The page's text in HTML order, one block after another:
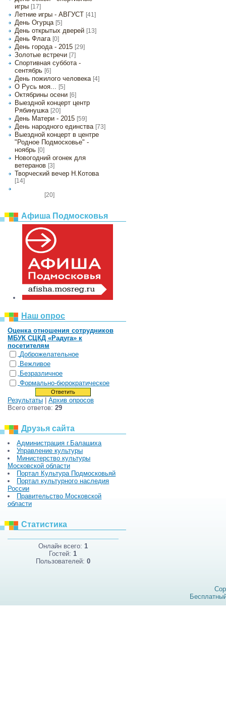
игры [17]
Летние игры - АВГУСТ [41]
День Огурца [5]
День открытых дверей [13]
День Флага [0]
День города - 2015 [29]
Золотые встречи [7]
Спортивная суббота -
сентябрь [6]
День пожилого человека [4]
О Русь моя... [5]
Октябрины осени [6]
Выездной концерт центр
Рябинушка [20]
День Матери - 2015 [59]
День народного единства [73]
Выездной концерт в центре
"Родное Подмосковье" -
ноябрь [0]
Новогодний огонек для
ветеранов [3]
Творческий вечер Н.Котова
[14]
[20]
Афиша Подмосковья
Наш опрос
Оценка отношения сотрудников
МБУК СЦКД «Радуга» к
посетителям
Доброжелательное
Вежливое
Безразличное
Формально-бюрократическое
Результаты
Архив опросов
Всего ответов: 29
Друзья сайта
Администрация г.Балашиха
Управление культуры
Министерство культуры
Московской области
Портал Культура Подмосковьяй
Портал культурного наследия
России
Правительство Московской
области
Статистика
Онлайн всего: 1
Гостей:1
Пользователей: 0